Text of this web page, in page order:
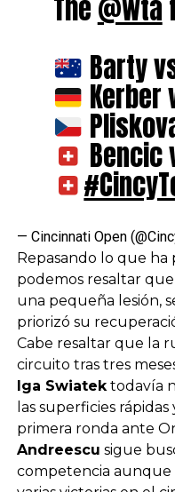
The@wta
Barty
Kerber
Bencic
— Cincinnati Open
Repasando lo que
podemos resaltar que
una pequeña lesión,
priorizó su
Cabe resaltar que la
circuito tras tres
Iga Swiatektodavía
las superficies
primera ronda ante
Andreescu sigue
competencia aunque